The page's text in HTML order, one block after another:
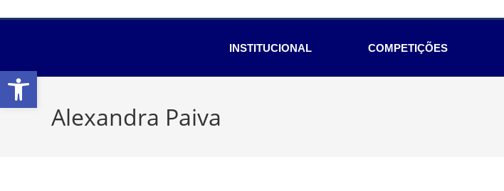
INSTITUCIONAL COMPETIÇÕES
Alexandra Paiva
Abrir a barra de ferramentas